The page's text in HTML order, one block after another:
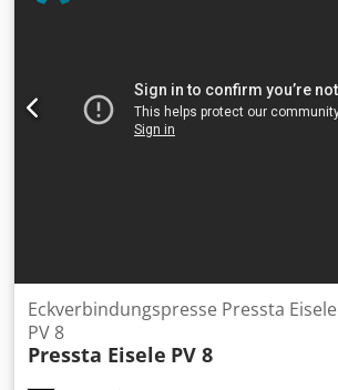
Eckverbindungspresse Pressta Eisele
PV 8
Pressta Eisele PV 8